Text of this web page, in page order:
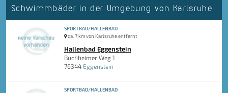
Schwimmbäder in der Umgebung von Karlsruhe
SPORTBAD/HALLENBAD
ca. 7 km von Karlsruhe entfernt
Hallenbad Eggenstein
Buchheimer Weg 1
76344 Eggenstein
SPORTBAD/HALLENBAD